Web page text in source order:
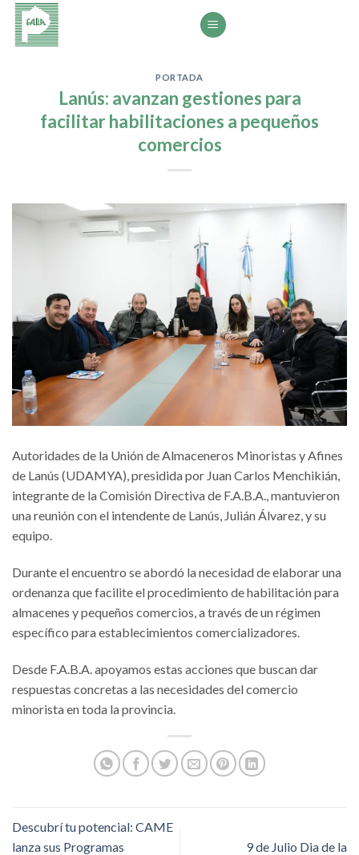
Saltar
contenido
PORTADA
Lanús: avanzan gestiones para
facilitar habilitaciones a pequeños
comercios
Autoridades de la Unión de Almaceneros Minoristas y Afines
de Lanús (UDAMYA), presidida por Juan Carlos Menchikián,
integrante de la Comisión Directiva de F.A.B.A., mantuvieron
una reunión con el intendente de Lanús, Julián Álvarez, y su
equipo.
Durante el encuentro se abordó la necesidad de elaborar una
ordenanza que facilite el procedimiento de habilitación para
almacenes y pequeños comercios, a través de un régimen
específico para establecimientos comercializadores.
Desde F.A.B.A. apoyamos estas acciones que buscan dar
respuestas concretas a las necesidades del comercio
minorista en toda la provincia.
Descubrí tu potencial: CAME
lanza sus Programas
9 de Julio Dia de la